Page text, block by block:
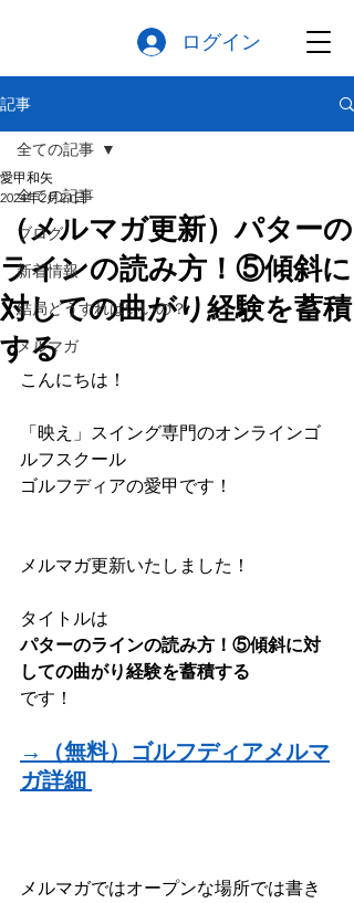
ログイン
記事
全ての記事
ブログ
新着情報
結局どうすればいいの？
メルマガ
全ての記事
（メルマガ更新）パターの
ラインの読み方！⑤傾斜に
対しての曲がり経験を蓄積
する
愛甲和矢
2024年2月21日
こんにちは！
「映え」スイング専門のオンラインゴ
ルフスクール
ゴルフディアの愛甲です！
メルマガ更新いたしました！
タイトルは
パターのラインの読み方！⑤傾斜に対
しての曲がり経験を蓄積する
です！
→（無料）ゴルフディアメルマ
ガ詳細
メルマガではオープンな場所では書き